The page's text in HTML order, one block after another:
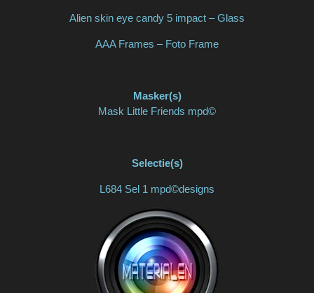
Alien skin eye candy 5 impact – Glass
AAA Frames – Foto Frame
Masker(s)
Mask Little Friends mpd©
Selectie(s)
L684 Sel 1 mpd©designs